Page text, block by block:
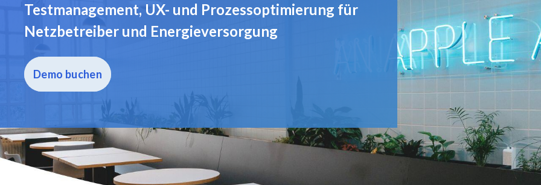
Testmanagement, UX- und Prozessoptimierung für
Netzbetreiber und Energieversorgung
Demo buchen